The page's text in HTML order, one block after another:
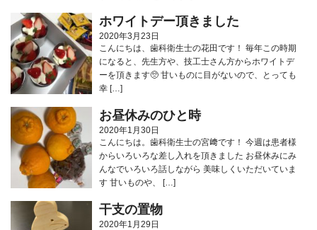
ホワイトデー頂きました
2020年3月23日
こんにちは、歯科衛生士の花田です！ 毎年この時期
になると、先生方や、技工士さん方からホワイトデ
ーを頂きます🥺 甘いものに目がないので、とっても
幸 […]
お昼休みのひと時
2020年1月30日
こんにちは。歯科衛生士の宮﨑です！ 今週は患者様
からいろいろな差し入れを頂きました お昼休みにみ
んなでいろいろ話しながら 美味しくいただいていま
す 甘いものや、 […]
干支の置物
2020年1月29日